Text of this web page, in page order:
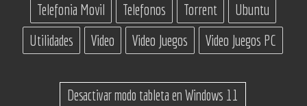
Telefonia Movil
Telefonos Torrent
Ubuntu
Utilidades
Video Video Juegos Video Juegos PC
Desactivar modo tableta en Windows 11